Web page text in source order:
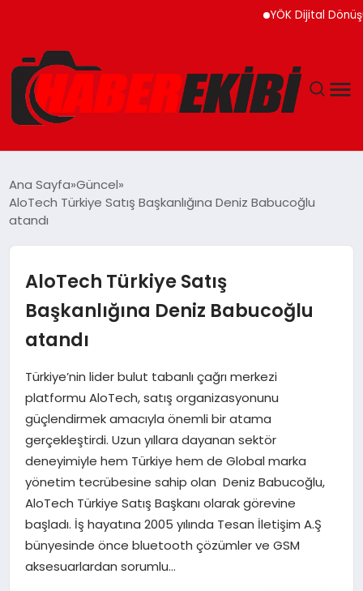
YÖK Dijital Dönüşüm
GÜNCEL
MAGAZIN
SAĞLIK
SPOR
TEKNOLOJI
YAŞAM
Ana Sayfa Güncel
AloTech Türkiye Satış Başkanlığına Deniz Babucoğlu
atandı
AloTech Türkiye Satış
Başkanlığına Deniz Babucoğlu
atandı
Türkiye’nin lider bulut tabanlı çağrı merkezi
platformu AloTech, satış organizasyonunu
güçlendirmek amacıyla önemli bir atama
gerçekleştirdi. Uzun yıllara dayanan sektör
deneyimiyle hem Türkiye hem de Global marka
yönetim tecrübesine sahip olan Deniz Babucoğlu,
AloTech Türkiye Satış Başkanı olarak görevine
başladı. İş hayatına 2005 yılında Tesan İletişim A.Ş
bünyesinde önce bluetooth çözümler ve GSM
aksesuarlardan sorumlu…